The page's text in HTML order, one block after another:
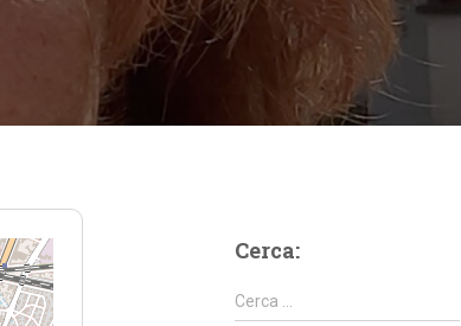
Cerca:
R
i
Cerca …